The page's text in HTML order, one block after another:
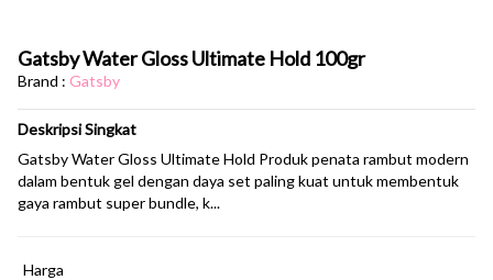
Gatsby Water Gloss Ultimate Hold 100gr
Brand : Gatsby
Deskripsi Singkat
Gatsby Water Gloss Ultimate Hold Produk penata rambut modern
dalam bentuk gel dengan daya set paling kuat untuk membentuk
gaya rambut super bundle, k...
Harga